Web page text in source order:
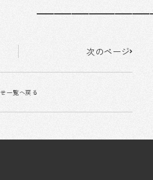
次のページ
一覧へ戻る